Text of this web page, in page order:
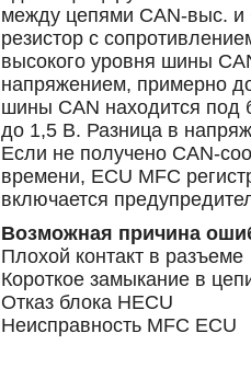
между цепями CAN-выс. и
резистор с
высокого уровня шины
напряжением, примерно
шины CAN находится под
до 1,5 В. Разница в
Если не получено CAN-
времени, ECU MFC
включается
Возможная причина
Плохой контакт в разъеме
Короткое замыкание в
Отказ блока HECU
Неисправность MFC ECU